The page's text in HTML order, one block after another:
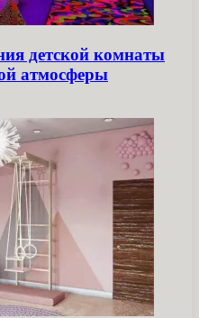
детской комнаты
атмосферы